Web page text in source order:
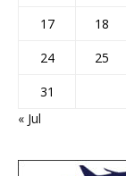
17
18
24
25
31
« Jul